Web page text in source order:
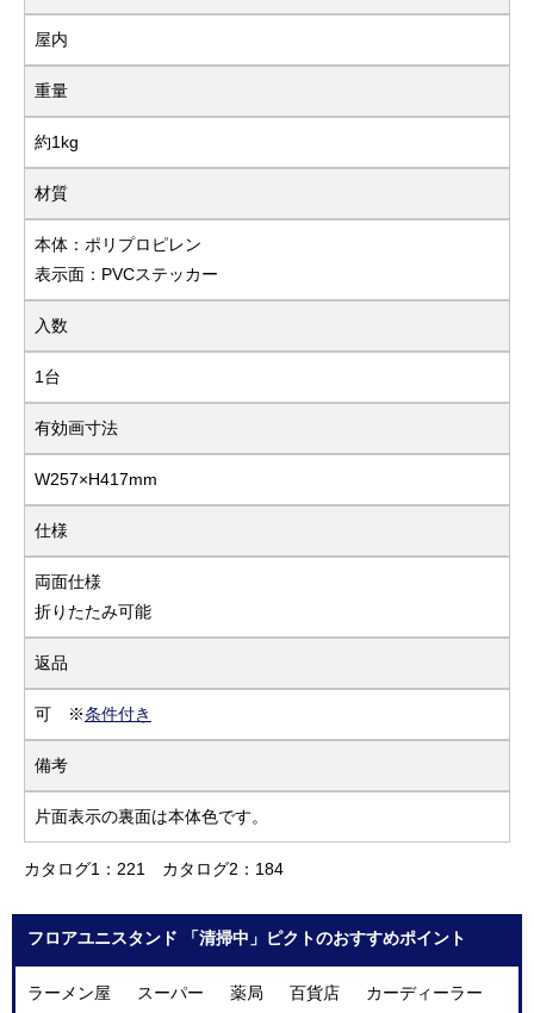
屋内
重量
約1kg
材質
本体：ポリプロピレン
表示面：PVCステッカー
入数
1台
有効画寸法
W257×H417mm
仕様
両面仕様
折りたたみ可能
返品
可 ※条件付き
備考
片面表示の裏面は本体色です。
カタログ1：221 カタログ2：184
フロアユニスタンド 「清掃中」ピクトのおすすめポイント
ラーメン屋 スーパー 薬局 百貨店 カーディーラー